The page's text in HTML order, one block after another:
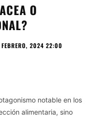
O
2024 22:00
notable en los
alimentaria, sino